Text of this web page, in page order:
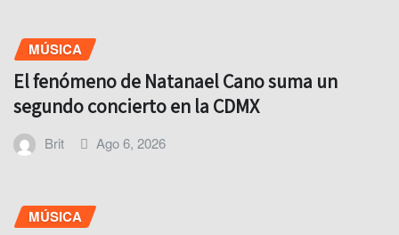
MÚSICA
El fenómeno de Natanael Cano suma un
segundo concierto en la CDMX
Brit Ago 6, 2026
MÚSICA